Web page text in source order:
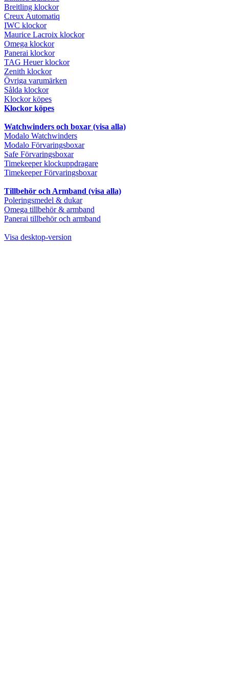
Breitling klockor
Creux Automatiq
IWC klockor
Maurice Lacroix klockor
Omega klockor
Panerai klockor
TAG Heuer klockor
Zenith klockor
Övriga varumärken
Sålda klockor
Klockor köpes
Klockor köpes
Watchwinders och boxar (visa alla)
Modalo Watchwinders
Modalo Förvaringsboxar
Safe Förvaringsboxar
Timekeeper klockuppdragare
Timekeeper Förvaringsboxar
Tillbehör och Armband (visa alla)
Poleringsmedel & dukar
Omega tillbehör & armband
Panerai tillbehör och armband
Visa desktop-version